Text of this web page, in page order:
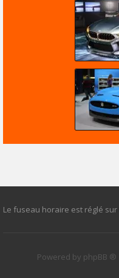
Le fuseau horaire est réglé sur
Powered by phpBB ®